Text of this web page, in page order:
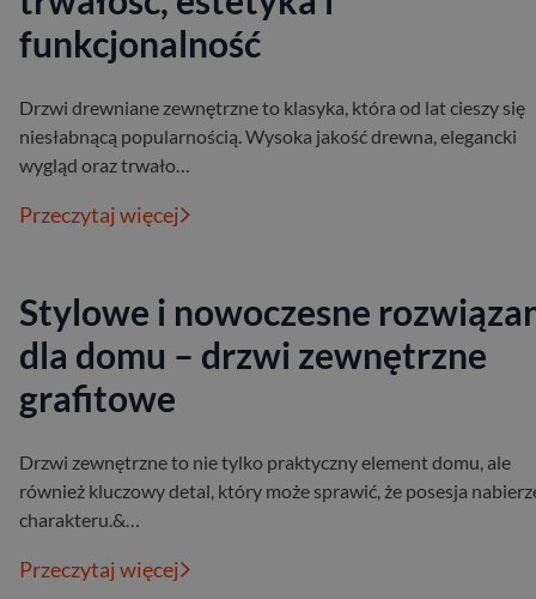
funkcjonalność
Drzwi drewniane zewnętrzne to klasyka, która od lat cieszy się
niesłabnącą popularnością. Wysoka jakość drewna, elegancki
wygląd oraz trwało…
Przeczytaj więcej
Stylowe i nowoczesne
dla domu – drzwi zewnętrzne
grafitowe
Drzwi zewnętrzne to nie tylko praktyczny element domu, ale
również kluczowy detal, który może sprawić, że posesja
charakteru.&…
Przeczytaj więcej